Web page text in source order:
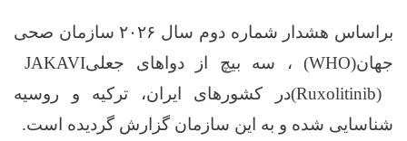
براساس هشدار شماره دوم سال ۲۰۲۶ سازمان صحی
جهان(WHO) ، سه بیچ از دواهای جعلیJAKAVI
(Ruxolitinib)در کشورهای ایران، ترکیه و روسیه
شناسایی شده و به این سازمان گزارش گردیده است.